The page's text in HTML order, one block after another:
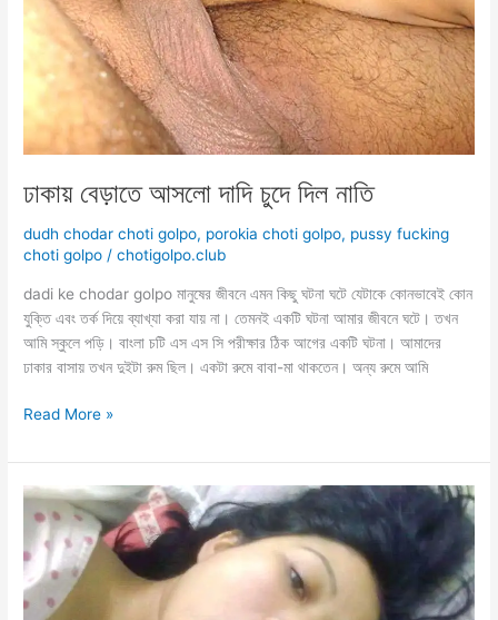
ঢাকায় বেড়াতে আসলো দাদি চুদে দিল নাতি
dudh chodar choti golpo, porokia choti golpo, pussy fucking
choti golpo /chotigolpo.club
dadi ke chodar golpo মানুষের জীবনে এমন কিছু ঘটনা ঘটে যেটাকে কোনভাবেই কোন
যুক্তি এবং তর্ক দিয়ে ব্যাখ্যা করা যায় না। তেমনই একটি ঘটনা আমার জীবনে ঘটে। তখন
আমি স্কুলে পড়ি। বাংলা চটি এস এস সি পরীক্ষার ঠিক আগের একটি ঘটনা। আমাদের
ঢাকার বাসায় তখন দুইটা রুম ছিল। একটা রুমে বাবা-মা থাকতেন। অন্য রুমে আমি
ঢাকায়
আসলো
দাদি
চুদে
দিল
নাতি
Read More »